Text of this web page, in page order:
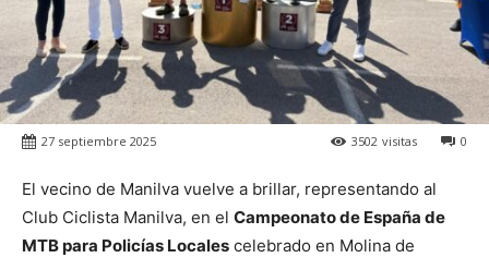
0
3502 visitas
27 septiembre 2025
El vecino de Manilva vuelve a brillar, representando al
Club Ciclista Manilva, en el Campeonato de España de
MTB para Policías Locales celebrado en Molina de